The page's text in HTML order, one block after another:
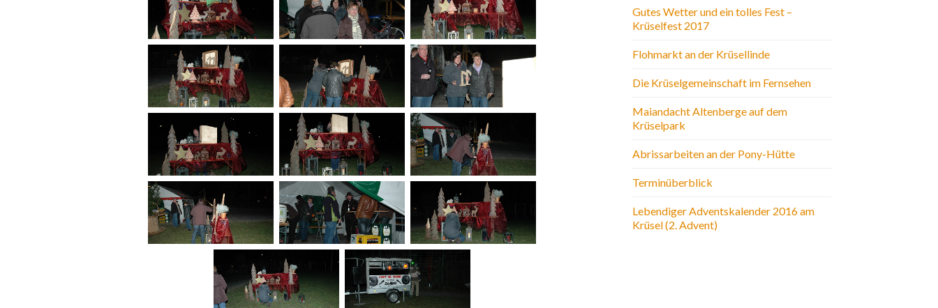
Gutes Wetter und ein tolles Fest –
Krüselfest 2017
Flohmarkt an der Krüsellinde
Die Krüselgemeinschaft im Fernsehen
Maiandacht Altenberge auf dem
Krüselpark
Abrissarbeiten an der Pony-Hütte
Terminüberblick
Lebendiger Adventskalender 2016 am
Krüsel (2. Advent)